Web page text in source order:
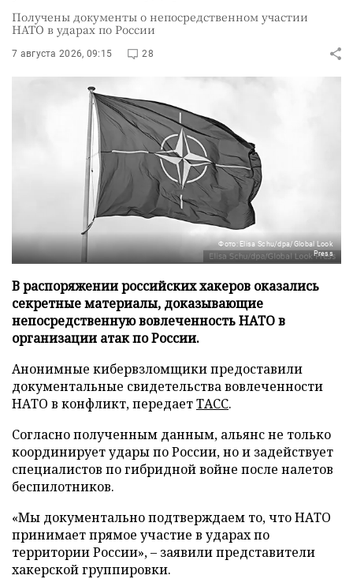
Получены документы о непосредственном участии
НАТО в ударах по России
7 августа 2026, 09:15 28
Фото: Elisa Schu/dpa/Global Look
Press
В распоряжении российских хакеров оказались
секретные материалы, доказывающие
непосредственную вовлеченность НАТО в
организации атак по России.
Анонимные кибервзломщики предоставили
документальные свидетельства вовлеченности
НАТО в конфликт, передаетТАСС.
Согласно полученным данным, альянс не только
координирует удары по России, но и задействует
специалистов по гибридной войне после налетов
беспилотников.
«Мы документально подтверждаем то, что НАТО
принимает прямое участие в ударах по
территории России», – заявили представители
хакерской группировки.